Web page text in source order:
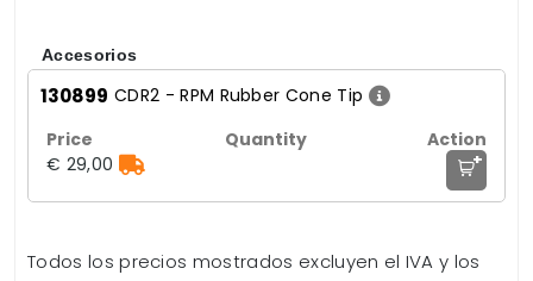
Accesorios
130899 CDR2 - RPM Rubber Cone Tip
€ 29,00 +
Todos los precios mostrados excluyen el IVA y los